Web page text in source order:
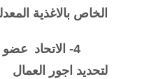
الخاص بالاغذية
4- الاتحاد
لتحديد اجور العمال